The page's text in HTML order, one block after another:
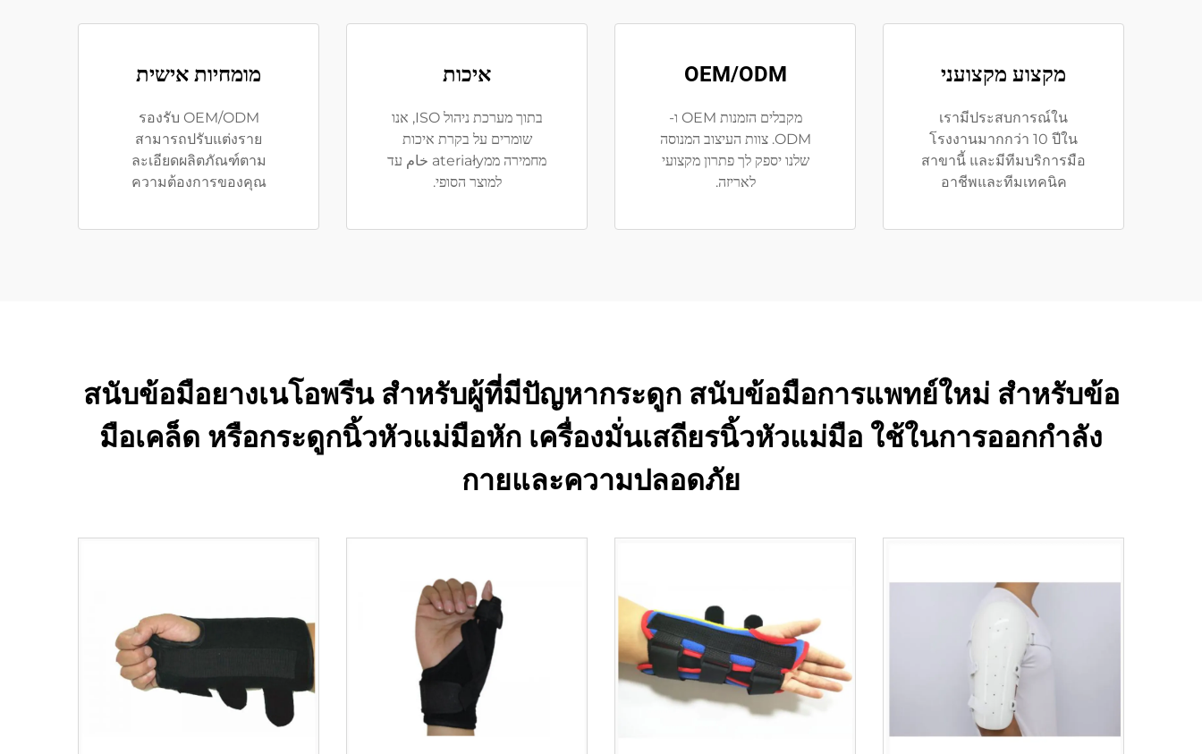
מקצוע מקצועני
เรามีประสบการณ์ใน
โรงงานมากกว่า 10 ปีใน
สาขานี้ และมีทีมบริการมือ
อาชีพและทีมเทคนิค
OEM/ODM
מקבלים הזמנות OEM ו-
ODM. צוות העיצוב המנוסה
שלנו יספק לך פתרון מקצועי
לאריזה.
איכות
בתוך מערכת ניהול ISO, אנו
שומרים על בקרת איכות
מחמירה ממateriały خام עד
למוצר הסופי.
מומחיות אישית
รองรับ OEM/ODM
สามารถปรับแต่งราย
ละเอียดผลิตภัณฑ์ตาม
ความต้องการของคุณ
สนับข้อมือยางเนโอพรีน สำหรับผู้ที่มีปัญหากระดูก สนับข้อมือการแพทย์ใหม่ สำหรับข้อ
มือเคล็ด หรือกระดูกนิ้วหัวแม่มือหัก เครื่องมั่นเสถียรนิ้วหัวแม่มือ ใช้ในการออกกำลัง
กายและความปลอดภัย